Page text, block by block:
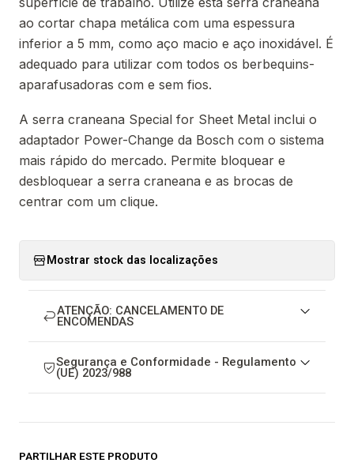
ao cortar chapa metálica com uma espessura
inferior a 5 mm, como aço macio e aço inoxidável. É
adequado para utilizar com todos os berbequins-
aparafusadoras com e sem fios.
A serra craneana Special for Sheet Metal inclui o
adaptador Power-Change da Bosch com o sistema
mais rápido do mercado. Permite bloquear e
desbloquear a serra craneana e as brocas de
centrar com um clique.
Mostrar stock das localizações
ATENÇÃO: CANCELAMENTO DE
ENCOMENDAS
Segurança e Conformidade - Regulamento
(UE) 2023/988
PARTILHAR ESTE PRODUTO